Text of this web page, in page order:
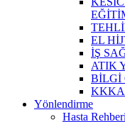
EL
İŞ
ATIK
BİLGİ
KKKA
Yönlendirme
Hasta Rehberi